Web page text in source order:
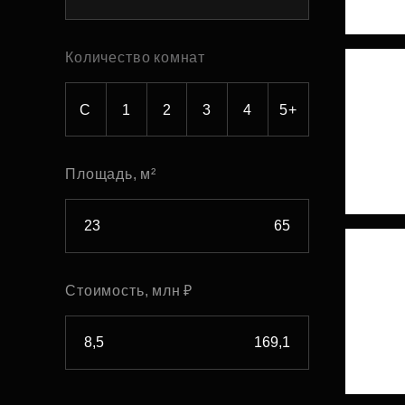
Рефинансирование
Количество комнат
С 1 2 3 4 5+
Площадь, м²
Стоимость, млн ₽